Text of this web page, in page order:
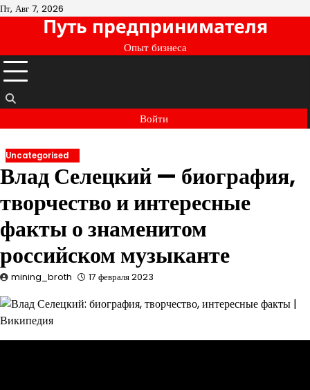
Перейти
содержимому
Пт, Авг 7, 2026
Путь предпринимателя
Опыт бизнеса
Войти
Uncategorised
Влад Селецкий — биография,
творчество и интересные
факты о знаменитом
российском музыканте
mining_broth 17 февраля 2023